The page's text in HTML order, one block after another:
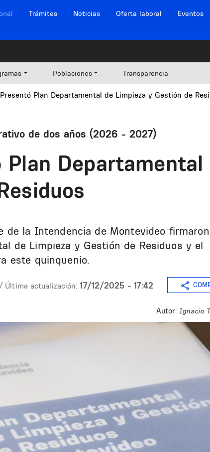
sitios Trámites Noticias Oferta laboral Eventos
Poblaciones Transparencia
Plan Departamental de Limpieza y Gestión de
de dos años (2026 - 2027)
Plan
de la Intendencia de Montevideo
de Limpieza y Gestión de Residuos y el
este quinquenio.
/ Última actualización: 17/12/2025 - 17:42
Autor: Ignacio